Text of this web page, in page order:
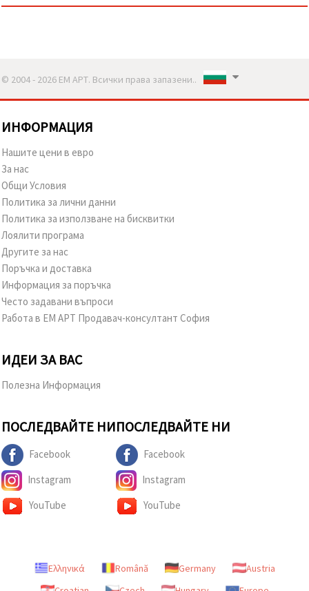
© 2004 - 2026 ЕМ АРТ. Всички права запазени..
ИНФОРМАЦИЯ
Нашите цени в евро
За нас
Общи Условия
Политика за лични данни
Политика за използване на бисквитки
Лоялити програма
Другите за нас
Поръчка и доставка
Информация за поръчка
Често задавани въпроси
Работа в ЕМ АРТ Продавач-консултант София
ИДЕИ ЗА ВАС
Полезна Информация
ПОСЛЕДВАЙТЕ НИ
Facebook
Instagram
YouTube
ПОСЛЕДВАЙТЕ НИ
Facebook
Instagram
YouTube
Ελληνικά Română Germany
Austria